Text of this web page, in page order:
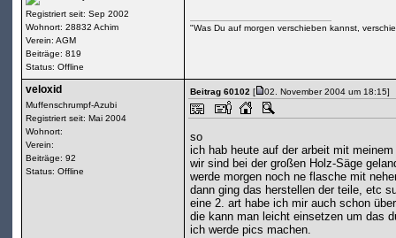
Registriert seit: Sep 2002
Wohnort: 28832 Achim
Verein: AGM
Beiträge: 819
Status: Offline
"Was Du auf morgen verschieben kannst,
veloxid
Muffenschrumpf-Azubi
Registriert seit: Mai 2004
Wohnort:
Verein:
Beiträge: 92
Status: Offline
Beitrag 60102[ 02. November 2004 um 18:15]
so
ich hab heute auf der arbeit mit
wir sind bei der großen Holz-Säge
werde morgen noch ne flasche mit
dann ging das herstellen der teile, etc
eine 2. art habe ich mir auch schon
die kann man leicht einsetzen um das
ich werde pics machen.